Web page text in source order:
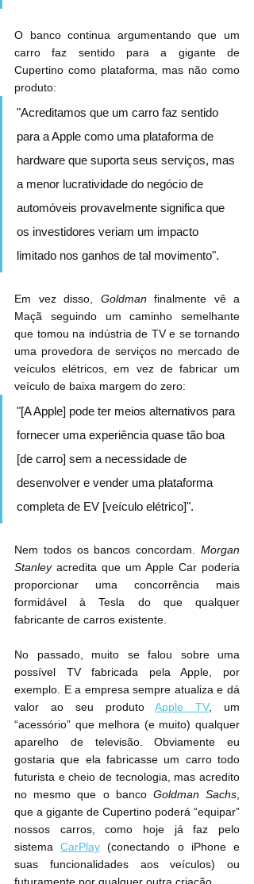
O banco continua argumentando que um
carro faz sentido para a gigante de
Cupertino como plataforma, mas não como
produto:
"Acreditamos que um carro faz sentido
para a Apple como uma plataforma de
hardware que suporta seus serviços, mas
a menor lucratividade do negócio de
automóveis provavelmente significa que
os investidores veriam um impacto
limitado nos ganhos de tal movimento".
Em vez disso, Goldman finalmente vê a
Maçã seguindo um caminho semelhante
que tomou na indústria de TV e se tornando
uma provedora de serviços no mercado de
veículos elétricos, em vez de fabricar um
veículo de baixa margem do zero:
"[A Apple] pode ter meios alternativos para
fornecer uma experiência quase tão boa
[de carro] sem a necessidade de
desenvolver e vender uma plataforma
completa de EV [veículo elétrico]".
Nem todos os bancos concordam. Morgan
Stanley acredita que um Apple Car poderia
proporcionar uma concorrência mais
formidável à Tesla do que qualquer
fabricante de carros existente.
No passado, muito se falou sobre uma
possível TV fabricada pela Apple, por
exemplo. E a empresa sempre atualiza e dá
valor ao seu produto Apple TV, um
“acessório” que melhora (e muito) qualquer
aparelho de televisão. Obviamente eu
gostaria que ela fabricasse um carro todo
futurista e cheio de tecnologia, mas acredito
no mesmo que o banco Goldman Sachs
que a gigante de Cupertino poderá “equipar”
nossos carros, como hoje já faz pelo
sistema CarPlay (conectando o iPhone e
suas funcionalidades aos veículos) ou
futuramente por qualquer outra criação.